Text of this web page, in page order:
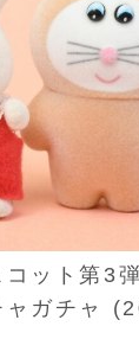
コット第3
ャガチャ